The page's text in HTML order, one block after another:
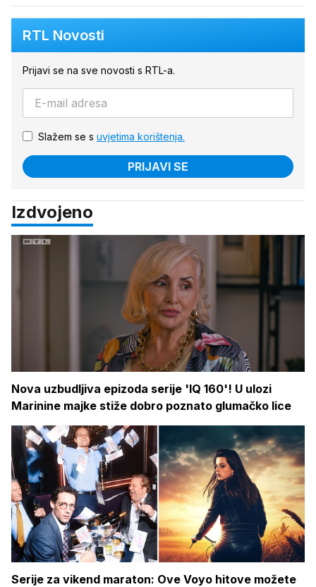
RTL Novosti
Prijavi se na sve novosti s RTL-a.
Slažem se s uvjetima korištenja.
PRIJAVI SE
Izdvojeno
Nova uzbudljiva epizoda serije 'IQ 160'! U ulozi
Marinine majke stiže dobro poznato glumačko lice
Serije za vikend maraton: Ove Voyo hitove možete